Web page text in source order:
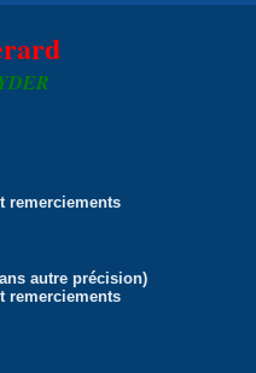
remerciements
autre précision)
remerciements